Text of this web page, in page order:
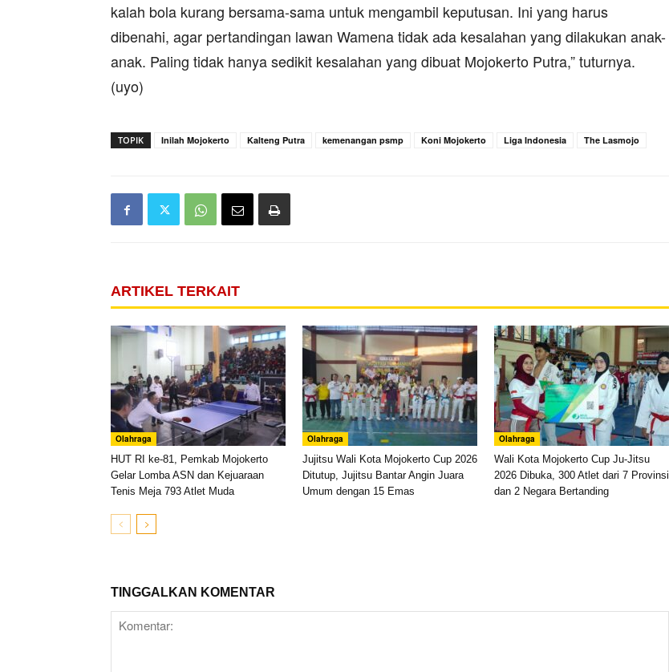
kalah bola kurang bersama-sama untuk mengambil keputusan. Ini yang harus
dibenahi, agar pertandingan lawan Wamena tidak ada kesalahan yang dilakukan anak-
anak. Paling tidak hanya sedikit kesalahan yang dibuat Mojokerto Putra,” tuturnya.
(uyo)
TOPIK Inilah Mojokerto Kalteng Putra kemenangan psmp Koni Mojokerto Liga Indonesia The Lasmojo
ARTIKEL TERKAIT
Olahraga
HUT RI ke-81, Pemkab Mojokerto
Gelar Lomba ASN dan Kejuaraan
Tenis Meja 793 Atlet Muda
Olahraga
Jujitsu Wali Kota Mojokerto Cup 2026
Ditutup, Jujitsu Bantar Angin Juara
Umum dengan 15 Emas
Olahraga
Wali Kota Mojokerto Cup Ju-Jitsu
2026 Dibuka, 300 Atlet dari 7 Provinsi
dan 2 Negara Bertanding
TINGGALKAN KOMENTAR